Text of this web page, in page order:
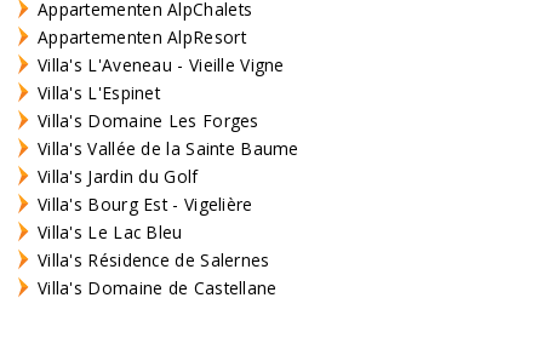
Appartementen AlpChalets
Appartementen AlpResort
Villa's L'Aveneau - Vieille Vigne
Villa's L'Espinet
Villa's Domaine Les Forges
Villa's Vallée de la Sainte Baume
Villa's Jardin du Golf
Villa's Bourg Est - Vigelière
Villa's Le Lac Bleu
Villa's Résidence de Salernes
Villa's Domaine de Castellane